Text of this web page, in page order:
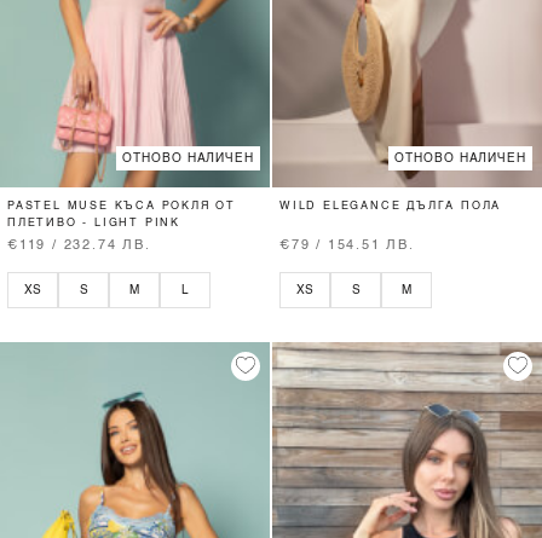
ОТНОВО НАЛИЧЕН
PASTEL MUSE КЪСА РОКЛЯ ОТ
ПЛЕТИВО - LIGHT PINK
€119 / 232.74 ЛВ.
XS S M
ОТНОВО НАЛИЧЕН
WILD ELEGANCE ДЪЛГА ПОЛА
€79 / 154.51 ЛВ.
XS S M